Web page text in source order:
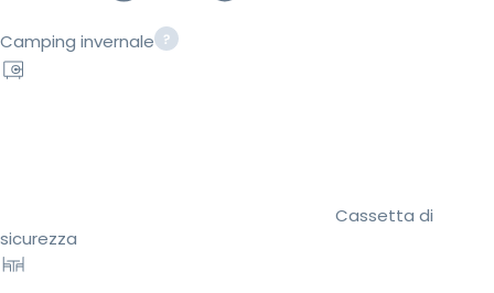
Camping invernale
Cassetta di
sicurezza